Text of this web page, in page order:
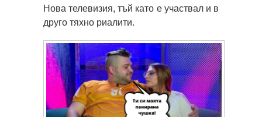
Нова телевизия, тъй като е участвал и в
друго тяхно риалити.